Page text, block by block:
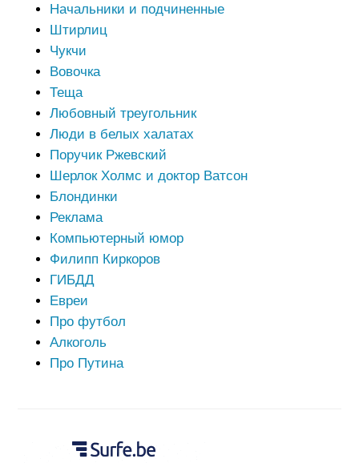
Начальники и подчиненные
Штирлиц
Чукчи
Вовочка
Теща
Любовный треугольник
Люди в белых халатах
Поручик Ржевский
Шерлок Холмс и доктор Ватсон
Блондинки
Реклама
Компьютерный юмор
Филипп Киркоров
ГИБДД
Евреи
Про футбол
Алкоголь
Про Путина